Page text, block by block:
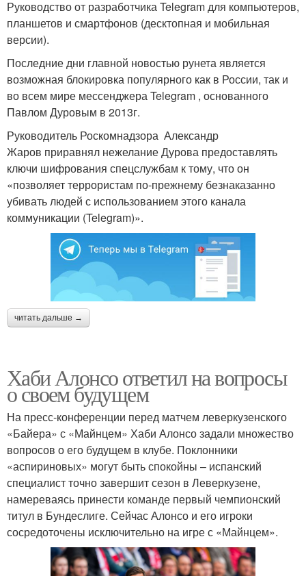
Руководство от разработчика Telegram для компьютеров,
планшетов и смартфонов (десктопная и мобильная
версии).
Последние дни главной новостью рунета является
возможная блокировка популярного как в России, так и
во всем мире мессенджера Telegram , основанного
Павлом Дуровым в 2013г.
Руководитель Роскомнадзора Александр
Жаров приравнял нежелание Дурова предоставлять
ключи шифрования спецслужбам к тому, что он
«позволяет террористам по-прежнему безнаказанно
убивать людей с использованием этого канала
коммуникации (Telegram)».
читать дальше →
Хаби Алонсо ответил на вопросы
о своем будущем
На пресс-конференции перед матчем леверкузенского
«Байера» с «Майнцем» Хаби Алонсо задали множество
вопросов о его будущем в клубе. Поклонники
«аспириновых» могут быть спокойны – испанский
специалист точно завершит сезон в Леверкузене,
намереваясь принести команде первый чемпионский
титул в Бундеслиге. Сейчас Алонсо и его игроки
сосредоточены исключительно на игре с «Майнцем».